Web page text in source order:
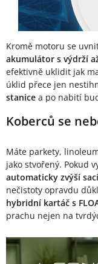
Kromě motoru se
akumulátor s výdrží
efektivně uklidit jak
úklid přece jen
stanice a po nabití
Koberců se
Máte parkety,
jako stvořený. Pokud
automaticky zvýší
nečistoty opravdu
hybridní kartáč s
prachu nejen na